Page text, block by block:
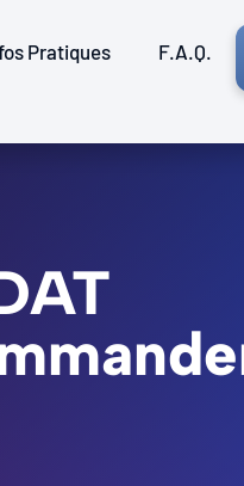
Pratiques F.A.Q.